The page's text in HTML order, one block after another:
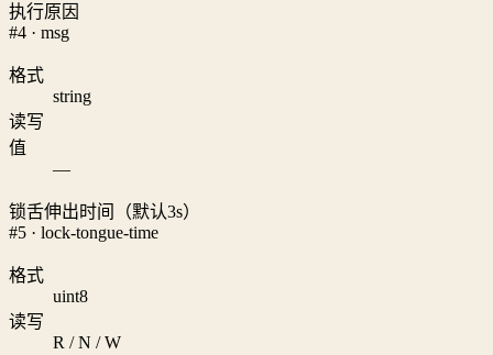
执行原因
#4 · msg
格式
string
读写
值
—
锁舌伸出时间（默认3s）
#5 · lock-tongue-time
格式
uint8
读写
R / N / W